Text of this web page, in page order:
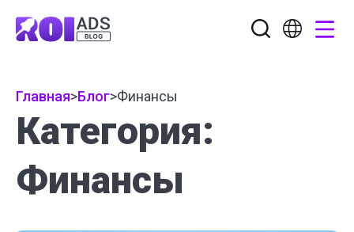
Главная>Блог>Финансы
Категория:
Финансы